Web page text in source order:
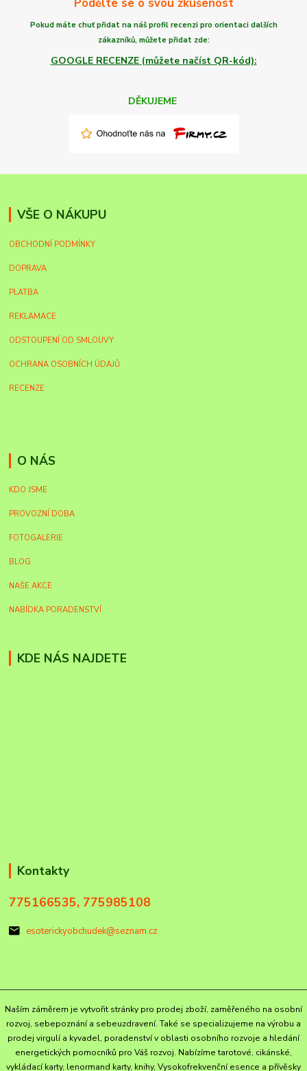
Pokud máte chuťpřidat na náš profil recenzi pro orientaci dalších
zákazníků, můžete přidat zde:
GOOGLE RECENZE (můžete načíst QR-kód):
DĚKUJEME
VŠE O NÁKUPU
OBCHODNÍ PODMÍNKY
DOPRAVA
PLATBA
REKLAMACE
ODSTOUPENÍ OD SMLOUVY
OCHRANA OSOBNÍCH ÚDAJŮ
RECENZE
O NÁS
KDO JSME
PROVOZNÍ DOBA
FOTOGALERIE
BLOG
NAŠE AKCE
NABÍDKA PORADENSTVÍ
KDE NÁS NAJDETE
Kontakty
775166535, 775985108
esoterickyobchudek@seznam.cz
Naším záměrem je vytvořit stránky pro prodej zboží, zaměřeného na osobní
rozvoj, sebepoznání a sebeuzdravení. Také se specializujeme na výrobu a
prodej virgulí a kyvadel, poradenství v oblasti osobního rozvoje a hledání
energetických pomocníků pro Váš rozvoj. Nabízíme tarotové, cikánské,
vykládací karty, lenormand karty, knihy, Vysokofrekvenční esence a přívěsky